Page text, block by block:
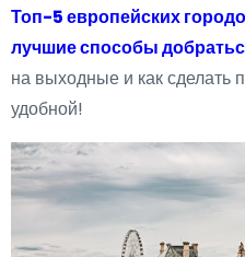
Топ-5 европейских
лучшие способы
на выходные и как сделать
удобной!